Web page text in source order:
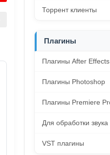
Торрент клиенты
Плагины
Плагины After Effects
Плагины Photoshop
Плагины Premiere
Для обработки звука
VST плагины